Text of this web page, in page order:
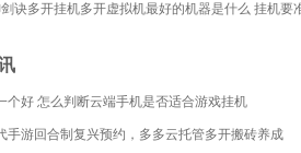
诀多开挂机多开虚拟机最好的机器是什么 挂机要
个好 怎么判断云端手机是否适合游戏挂机
手游回合制复兴预约，多多云托管多开搬砖养成